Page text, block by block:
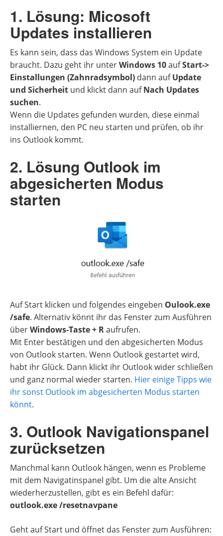
1. Lösung: Micosoft
Updates installieren
Es kann sein, dass das Windows System ein Update
braucht. Dazu geht ihr unterWindows 10aufStart->
Einstallungen (Zahnradsymbol) dann aufUpdate
und Sicherheit und klickt dann aufNach Updates
suchen.
Wenn die Updates gefunden wurden, diese einmal
installiernen, den PC neu starten und prüfen, ob ihr
ins Outlook kommt.
2. Lösung Outlook im
abgesicherten Modus
starten
Auf Start klicken und folgendes eingeben Oulook.exe
/safe. Alternativ könnt ihr das Fenster zum Ausführen
überWindows-Taste + Raufrufen.
Mit Enter bestätigen und den abgesicherten Modus
von Outlook starten. Wenn Outlook gestartet wird,
habt ihr Glück. Dann klickt ihr Outlook wider schließen
und ganz normal wieder starten. Hier einige Tipps wie
ihr sonst Outlook im abgesicherten Modus starten
könnt.
3. Outlook Navigationspanel
zurücksetzen
Manchmal kann Outlook hängen, wenn es Probleme
mit dem Navigatinspanel gibt. Um die alte Ansicht
wiederherzustellen, gibt es ein Befehl dafür:
outlook.exe /resetnavpane
Geht auf Start und öffnet das Fenster zum Ausführen: